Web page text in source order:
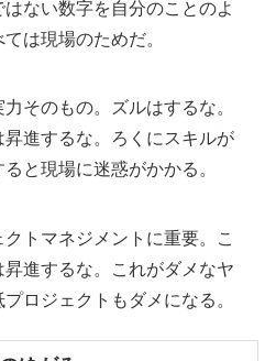
ない数字を自分のことのよ
は現場のためだ。
そのもの。ズルはするな。
昇進するな。ろくにスキルが
と現場に迷惑がかかる。
トマネジメントに重要。こ
進するな。これがダメなヤ
ロジェクトもダメになる。